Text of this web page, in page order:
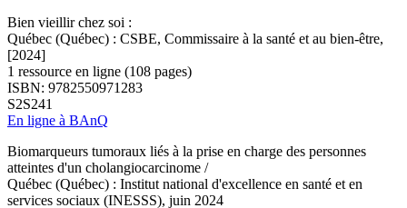
Bien vieillir chez soi :
Québec (Québec) : CSBE, Commissaire à la santé et au bien-être,
[2024]
1 ressource en ligne (108 pages)
ISBN: 9782550971283
S2S241
En ligne à BAnQ
Biomarqueurs tumoraux liés à la prise en charge des personnes
atteintes d'un cholangiocarcinome /
Québec (Québec) : Institut national d'excellence en santé et en
services sociaux (INESSS), juin 2024